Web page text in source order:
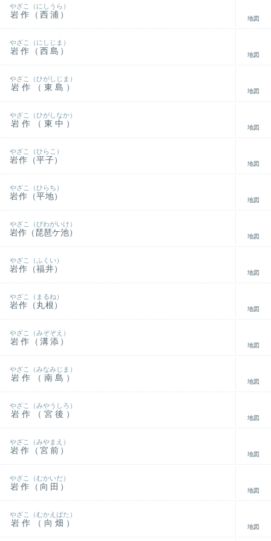
岩作（西浦）
やざこ（にしうら）
地図
岩作（西島）
やざこ（にしじま）
地図
岩作（東島）
やざこ（ひがしじま）
地図
岩作（東中）
やざこ（ひがしなか）
地図
岩作（平子）
やざこ（ひらこ）
地図
岩作（平地）
やざこ（ひらち）
地図
岩作（琵琶ケ池）
やざこ（びわがいけ）
地図
岩作（福井）
やざこ（ふくい）
地図
岩作（丸根）
やざこ（まるね）
地図
岩作（溝添）
やざこ（みぞぞえ）
地図
岩作（南島）
やざこ（みなみじま）
地図
岩作（宮後）
やざこ（みやうしろ）
地図
岩作（宮前）
やざこ（みやまえ）
地図
岩作（向田）
やざこ（むかいだ）
地図
岩作（向畑）
やざこ（むかえばた）
地図